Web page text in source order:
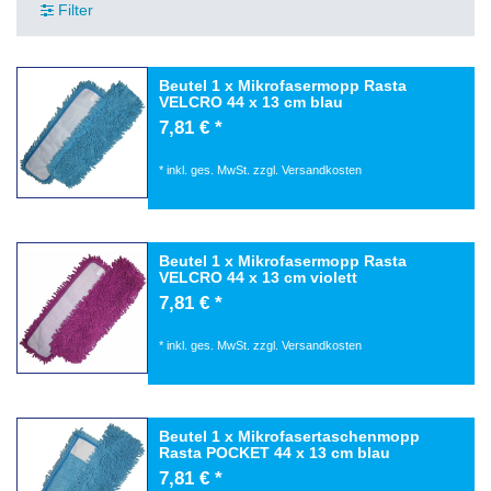
Filter
Beutel 1 x Mikrofasermopp Rasta
VELCRO 44 x 13 cm blau
7,81 € *
* inkl. ges. MwSt. zzgl. Versandkosten
Beutel 1 x Mikrofasermopp Rasta
VELCRO 44 x 13 cm violett
7,81 € *
* inkl. ges. MwSt. zzgl. Versandkosten
Beutel 1 x Mikrofasertaschenmopp
Rasta POCKET 44 x 13 cm blau
7,81 € *